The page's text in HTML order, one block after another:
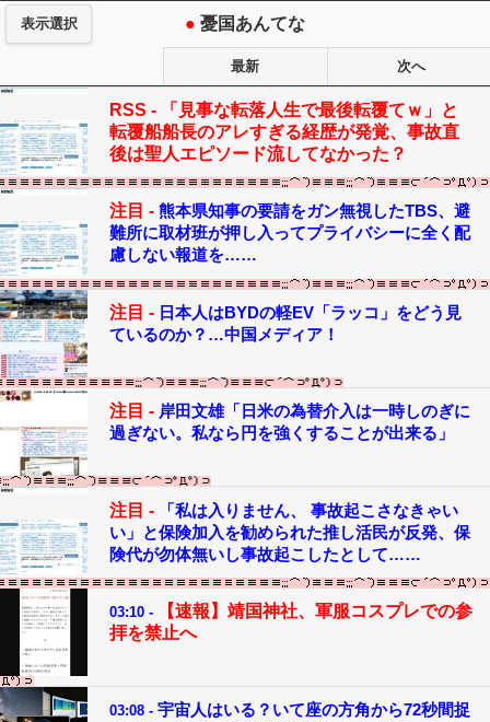
表示選択 ● 憂国あんてな
最新 次へ
RSS -
「見事な転落人生で最後転覆てｗ」と
転覆船船長のアレすぎる経歴が発覚、事故直
後は聖人エピソード流してなかった？
注目 - 熊本県知事の要請をガン無視したTBS、避
難所に取材班が押し入ってプライバシーに全く配
慮しない報道を……
注目 - 日本人はBYDの軽EV「ラッコ」をどう見
ているのか？…中国メディア！
注目 - 岸田文雄「日米の為替介入は一時しのぎに
過ぎない。私なら円を強くすることが出来る」
注目 -
「私は入りません、 事故起こさなきゃい
い」と保険加入を勧められた推し活民が反発、保
険代が勿体無いし事故起こしたとして……
03:10 -
【速報】靖国神社、軍服コスプレでの参
拝を禁止へ
03:08 - 宇宙人はいる？いて座の方角から72秒間捉